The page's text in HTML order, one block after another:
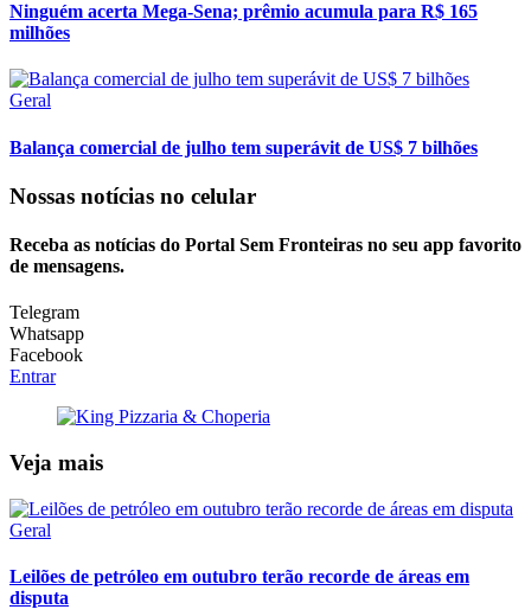
Ninguém acerta Mega-Sena; prêmio acumula para R$ 165
milhões
Geral
Balança comercial de julho tem superávit de US$ 7 bilhões
Nossas notícias no celular
Receba as notícias do Portal Sem Fronteiras no seu app favorito
de mensagens.
Telegram
Whatsapp
Facebook
Entrar
Veja mais
Geral
Leilões de petróleo em outubro terão recorde de áreas em
disputa